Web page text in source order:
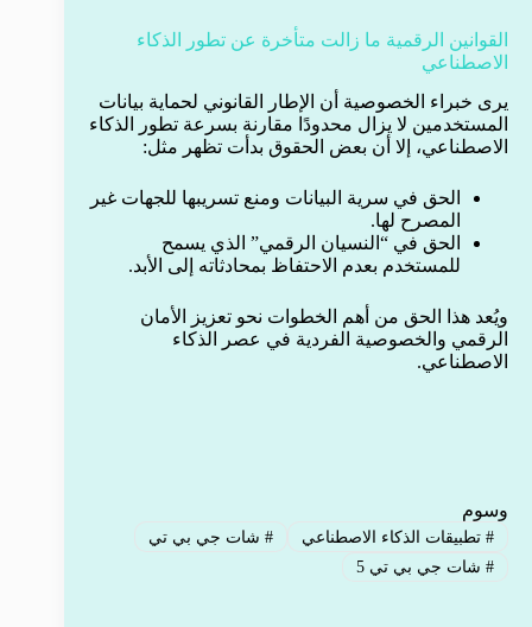
القوانين الرقمية ما زالت متأخرة عن تطور الذكاء
الاصطناعي
يرى خبراء الخصوصية أن الإطار القانوني لحماية بيانات
المستخدمين لا يزال محدودًا مقارنة بسرعة تطور الذكاء
الاصطناعي، إلا أن بعض الحقوق بدأت تظهر مثل:
الحق في سرية البيانات ومنع تسريبها للجهات غير
المصرح لها.
الحق في “النسيان الرقمي” الذي يسمح
للمستخدم بعدم الاحتفاظ بمحادثاته إلى الأبد.
ويُعد هذا الحق من أهم الخطوات نحو تعزيز الأمان
الرقمي والخصوصية الفردية في عصر الذكاء
الاصطناعي.
وسوم
#تطبيقات الذكاء الاصطناعي #شات جي بي تي
#شات جي بي تي 5